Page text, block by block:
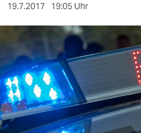
sport
berlin
nord
wahrheit
verlag
19.7.2017 19:05 Uhr